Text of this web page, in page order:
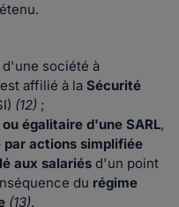
d'une société à
affilié à la Sécurité
(12) ;
égalitaire d'une SARL,
par actions simplifiée
aux salariés d'un point
du régime
(13).